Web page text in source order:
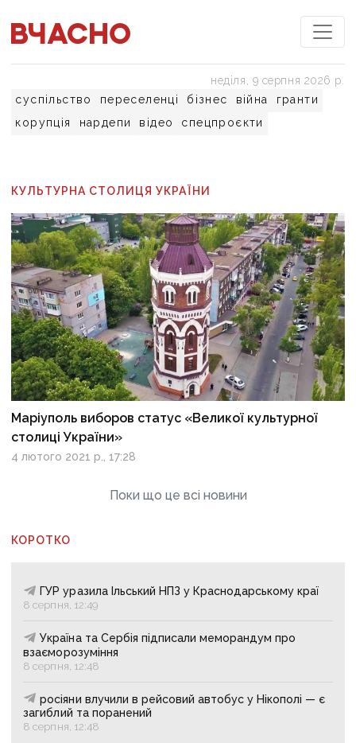
суспільство переселенці бізнес війна
гранти
корупція
нардепи відео спецпроєкти
неділя, 9 серпня 2026 р.
КУЛЬТУРНА СТОЛИЦЯ УКРАЇНИ
Маріуполь виборов статус «Великої культурної
столиці України»
4 лютого 2021 р., 17:28
Поки що це всі новини
КОРОТКО
ГУР уразила Ільський НПЗ у Краснодарському краї
8 серпня, 12:49
Україна та Сербія підписали меморандум про
взаєморозуміння
8 серпня, 12:48
росіяни влучили в рейсовий автобус у Нікополі — є
загиблий та поранений
8 серпня, 12:48